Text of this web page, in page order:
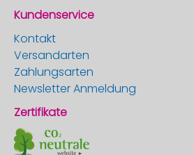
Kundenservice
Kontakt
Versandarten
Zahlungsarten
Newsletter Anmeldung
Zertifikate